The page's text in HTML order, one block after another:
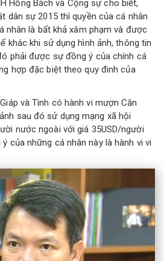
Hồng Bách và Cộng sự cho biết,
dân sự 2015 thì quyền của cá nhân
nhân là bất khả xâm phạm và được
khác khi sử dụng hình ảnh, thông tin
phải được sự đồng ý của chính cá
hợp đặc biệt theo quy đinh của
và Tình có hành vi mượn Căn
sau đó sử dụng mạng xã hội
nước ngoài với giá 35USD/người
của những cá nhân này là hành vi vi